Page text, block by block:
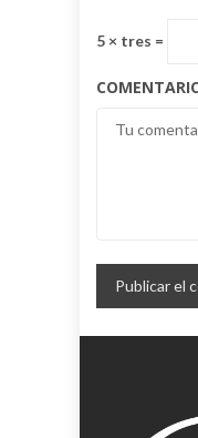
5 × tres =